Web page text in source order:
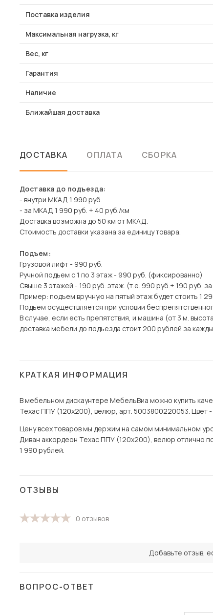
Поставка изделия
Максимальная нагрузка, кг
Вес, кг
Гарантия
Наличие
Ближайшая доставка
ДОСТАВКА ОПЛАТА СБОРКА
Доставка до подъезда:
- внутри МКАД 1 990 руб.
- за МКАД 1 990 руб. + 40 руб./км
Доставка возможна до 50 км от МКАД.
Стоимость доставки указана за единицу товара.
Подъем:
Грузовой лифт - 990 руб.
Ручной подъем с 1 по 3 этаж - 990 руб. (фиксированно)
Свыше 3 этажей - 190 руб. этаж. (т.е. 990 руб.+ 190 руб.
Пример: подъем вручную на пятый этаж будет стоить 1
Подъем осуществляется при условии
В случае, если есть препятствия, и машина (от 3 м.
доставка мебели до подъезда стоит 200 рублей за
КРАТКАЯ ИНФОРМАЦИЯ
В мебельном дискаунтере МебельВиа можно купить
Техас ППУ (120х200), велюр, арт. 5003800220053. Цвет -
Цену всех товаров мы держим на самом минимальном
Диван аккордеон Техас ППУ (120х200), велюр отлично
1 990 рублей.
ОТЗЫВЫ
0 отзывов
Добавьте отзыв,
ВОПРОС-ОТВЕТ